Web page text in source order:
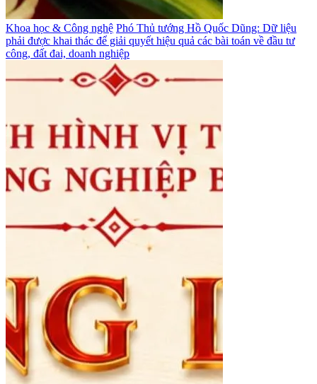
Khoa học & Công nghệ Phó Thủ tướng Hồ Quốc Dũng: Dữ liệu
phải được khai thác để giải quyết hiệu quả các bài toán về đầu tư
công, đất đai, doanh nghiệp